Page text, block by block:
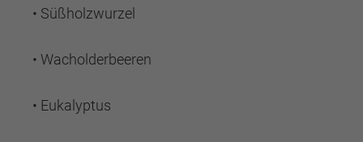
• Süßholzwurzel
• Wacholderbeeren
• Eukalyptus